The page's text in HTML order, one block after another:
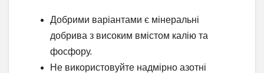
Добрими варіантами є мінеральні
добрива з високим вмістом калію та
фосфору.
Не використовуйте надмірно азотні